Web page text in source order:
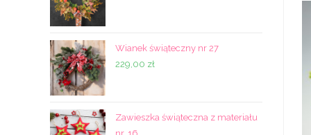
Wianek świąteczny nr 27
229,00 zł
Zawieszka świąteczna z materiału